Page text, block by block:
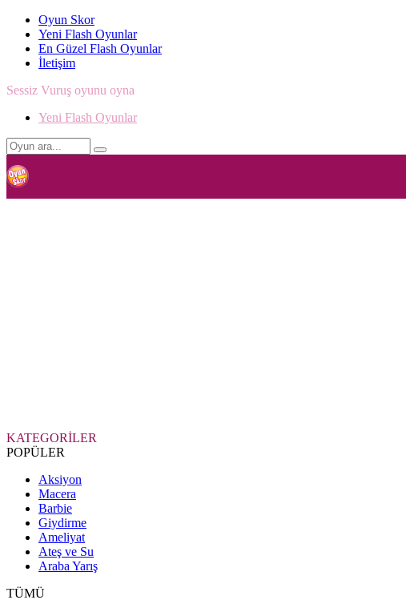
Oyun Skor
Yeni Flash Oyunlar
En Güzel Flash Oyunlar
İletişim
Sessiz Vuruş oyunu oyna
Yeni Flash Oyunlar
KATEGORİLER
POPÜLER
Aksiyon
Macera
Barbie
Giydirme
Ameliyat
Ateş ve Su
Araba Yarış
TÜMÜ